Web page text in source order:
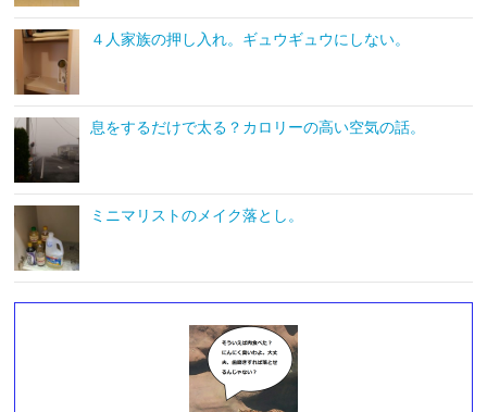
４人家族の押し入れ。ギュウギュウにしない。
息をするだけで太る？カロリーの高い空気の話。
ミニマリストのメイク落とし。